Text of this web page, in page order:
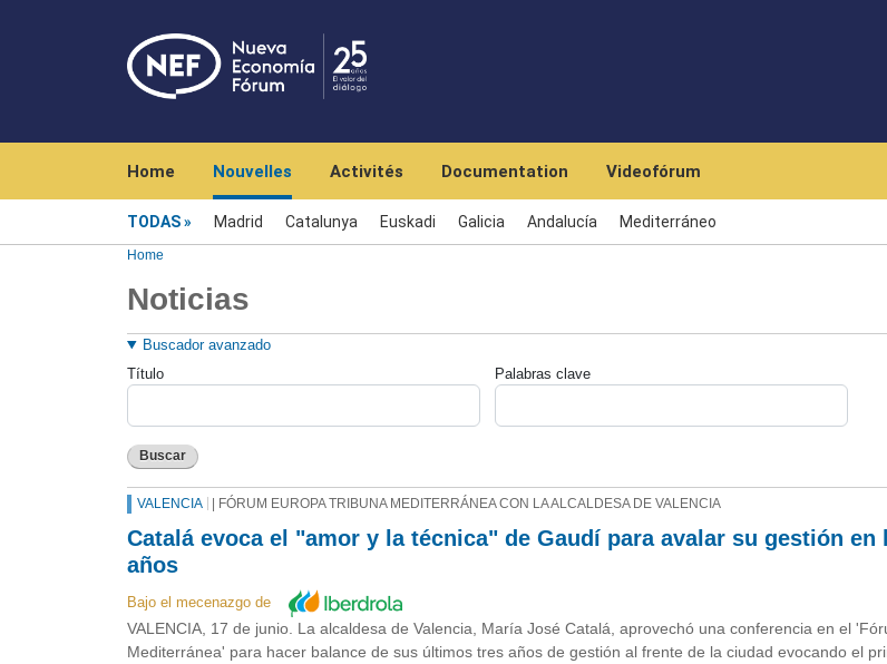
Home Nouvelles Activités Documentation Videofórum
TODAS Madrid Catalunya Euskadi Galicia Andalucía Mediterráneo
Home
Noticias
Buscador avanzado
Título
Palabras clave
Buscar
VALENCIA | FÓRUM EUROPA TRIBUNA MEDITERRÁNEA CON LA ALCALDESA DE VALENCIA
Catalá evoca el "amor y la técnica" de Gaudí para avalar su gestión
años
Bajo el mecenazgo de
VALENCIA, 17 de junio. La alcaldesa de Valencia, María José Catalá, aprovechó una conferencia en el
Mediterránea' para hacer balance de sus últimos tres años de gestión al frente de la ciudad evocando el